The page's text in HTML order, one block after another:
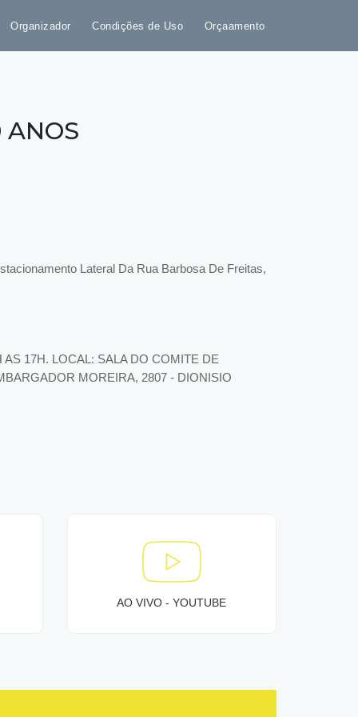
Organizador Condições de Uso Orçaamento
ANOS
Lateral Da Rua Barbosa De Freitas,
17H. LOCAL: SALA DO COMITE DE
MOREIRA, 2807 - DIONISIO
AO VIVO - YOUTUBE